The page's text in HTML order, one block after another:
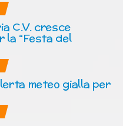
C.V. cresce
la “Festa del
meteo gialla per